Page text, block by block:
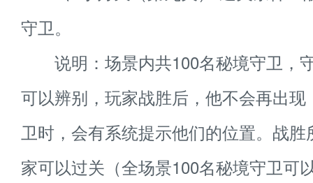
守卫。
说明：场景内共100名秘境守卫，
可以辨别，玩家战胜后，他不会再出现
卫时，会有系统提示他们的位置。战
家可以过关（全场景100名秘境守卫可